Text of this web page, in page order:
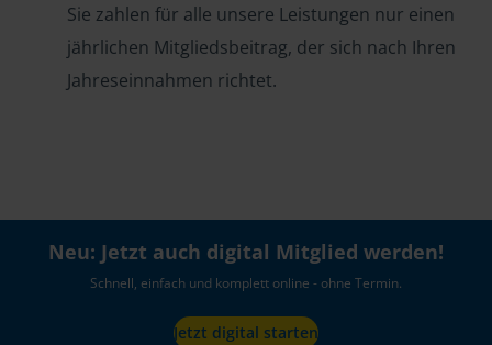
Sie zahlen für alle unsere Leistungen nur einen
jährlichen Mitgliedsbeitrag, der sich nach Ihren
Jahreseinnahmen richtet.
Neu: Jetzt auch digital Mitglied werden!
Schnell, einfach und komplett online - ohne Termin.
Jetzt digital starten